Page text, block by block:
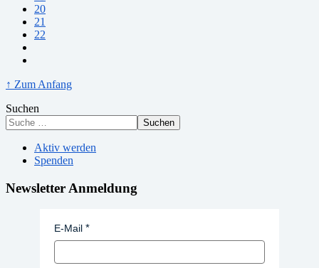
20
21
22
↑ Zum Anfang
Suchen
Suchen
Aktiv werden
Spenden
Newsletter Anmeldung
E-Mail